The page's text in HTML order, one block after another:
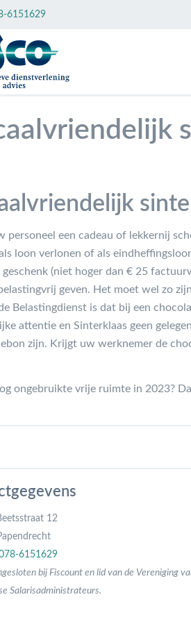
6151629
personeel een cadeau of lekkernij
loon verlonen of als
geschenk (niet hoger dan € 25
geven. Het moet wel zo
Belastingdienst is dat bij een
attentie en Sinterklaas geen
zijn. Krijgt uw werknemer de
ongebruikte vrije ruimte in 2023?
12
078-6151629
bij Fiscount en lid van de Vereniging
Salarisadministrateurs.